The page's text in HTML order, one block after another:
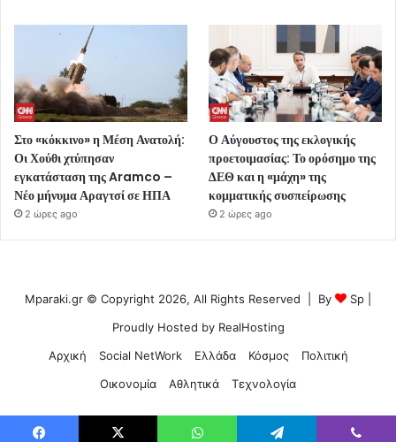
Στο «κόκκινο» η Μέση Ανατολή:
Οι Χούθι χτύπησαν
εγκατάσταση της Aramco –
Νέο μήνυμα Αραγτσί σε ΗΠΑ
2 ώρες ago
Ο Αύγουστος της εκλογικής
προετοιμασίας: Το ορόσημο της
ΔΕΘ και η «μάχη» της
κομματικής συσπείρωσης
2 ώρες ago
Mparaki.gr © Copyright 2026, All Rights Reserved | By Sp
Proudly Hosted by RealHosting
Αρχική
Social NetWork Ελλάδα Κόσμος
Πολιτική
Οικονομία
Αθλητικά Τεχνολογία